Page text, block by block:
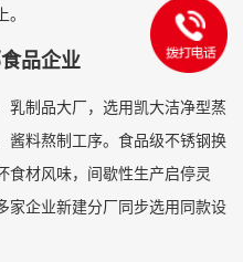
品企业
乳制品大厂，选用凯大洁净型蒸
酱料熬制工序。食品级不锈钢换
食材风味，间歇性生产启停灵
家企业新建分厂同步选用同款设